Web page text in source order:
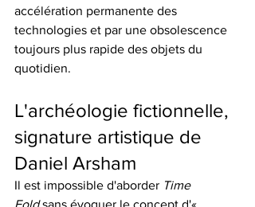
accélération permanente des
technologies et par une obsolescence
toujours plus rapide des objets du
quotidien.
L'archéologie fictionnelle,
signature artistique de
Daniel Arsham
Il est impossible d'aborder Time